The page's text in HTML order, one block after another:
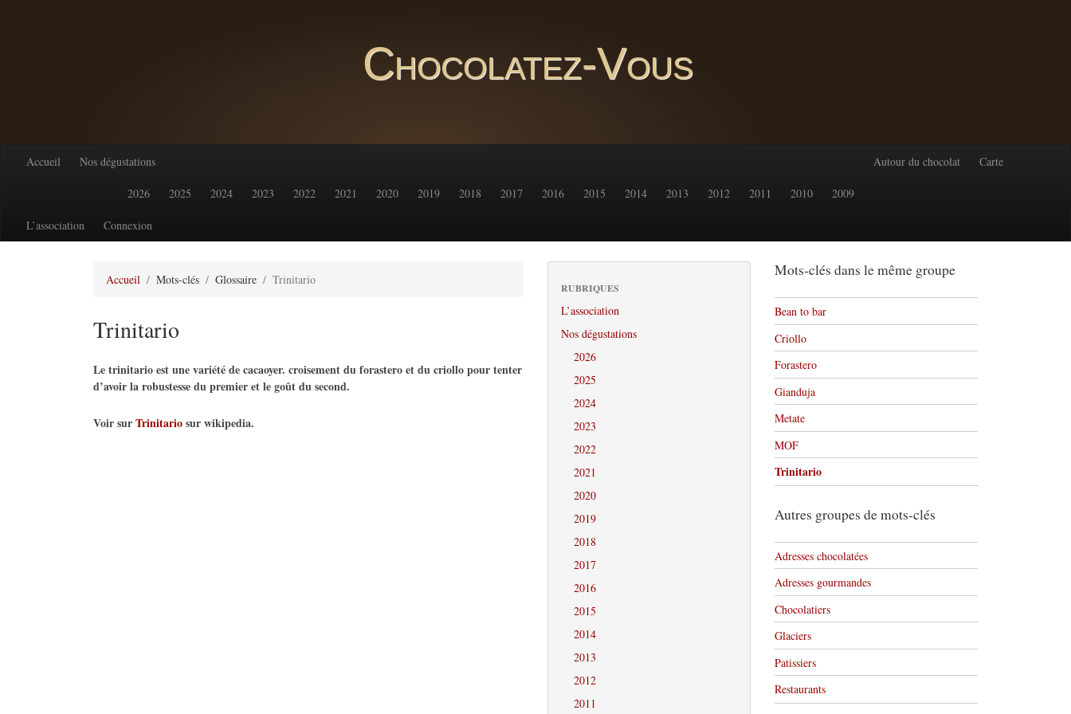
Chocolatez-Vous
Accueil Nos dégustations
2026 2025 2024 2023 2022 2021 2020 2019 2018 2017 2016 2015 2014 2013 2012 2011 2010 2009
Autour du chocolat Carte
L’association Connexion
Accueil Mots-clés Glossaire Trinitario
Trinitario
Le trinitario est une variété de cacaoyer. croisement du forastero et du criollo pour tenter
d’avoir la robustesse du premier et le goût du second.
Voir surTrinitariosur wikipedia.
RUBRIQUES
L’association
Nos dégustations
2026
2025
2024
2023
2022
2021
2020
2019
2018
2017
2016
2015
2014
2013
2012
2011
Mots-clés dans le même groupe
Bean to bar
Criollo
Forastero
Gianduja
Metate
MOF
Trinitario
Autres groupes de mots-clés
Adresses chocolatées
Adresses gourmandes
Chocolatiers
Glaciers
Patissiers
Restaurants